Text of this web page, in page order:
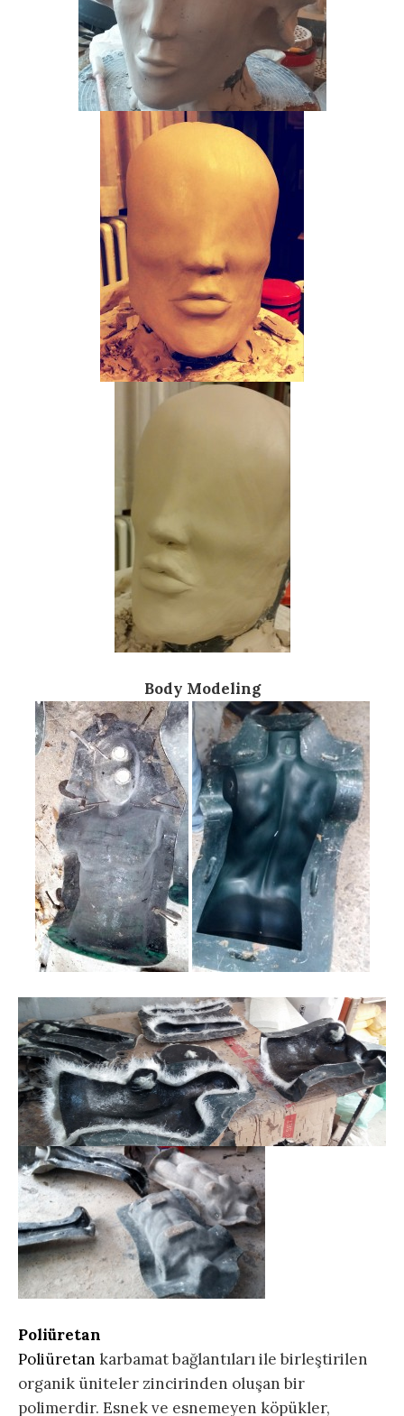
Body Modeling
Poliüretan
Poliüretan karbamat bağlantıları ile birleştirilen
organik üniteler zincirinden oluşan bir
polimerdir. Esnek ve esnemeyen köpükler,